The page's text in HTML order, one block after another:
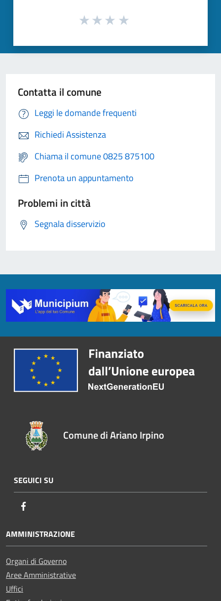
Contatta il comune
Leggi le domande frequenti
Richiedi Assistenza
Chiama il comune 0825 875100
Prenota un appuntamento
Problemi in città
Segnala disservizio
Comune di Ariano Irpino
SEGUICI SU
AMMINISTRAZIONE
Organi di Governo
Aree Amministrative
Uffici